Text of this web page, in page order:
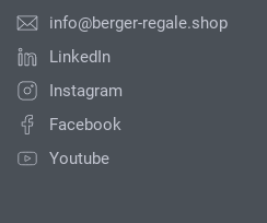
info@berger-regale.shop
LinkedIn
Instagram
Facebook
Youtube